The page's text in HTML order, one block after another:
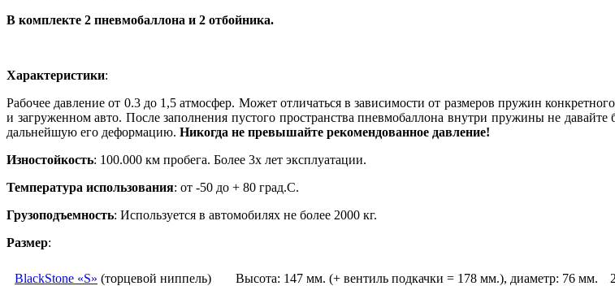
В комплекте 2 пневмобаллона и 2 отбойника.
Характеристики:
Рабочее давление от 0.3 до 1,5 атмосфер. Может отличаться в зависимости от размеров пружин
и загруженном авто. После заполнения пустого пространства пневмобаллона внутри пружины не
дальнейшую его деформацию. Никогда не превышайте рекомендованное давление!
Изностойкость: 100.000 км пробега. Более 3х лет эксплуатации.
Температура использования: от -50 до + 80 град.С.
Грузоподъемность: Используется в автомобилях не более 2000 кг.
Размер:
BlackStone «S» (торцевой ниппель) Высота: 147 мм. (+ вентиль подкачки = 178 мм.), диаметр: 76 мм.